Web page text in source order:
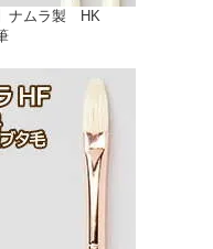
ナムラ製 HK